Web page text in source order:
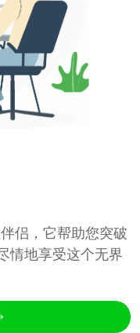
侣，它帮助您突破
情地享受这个无界